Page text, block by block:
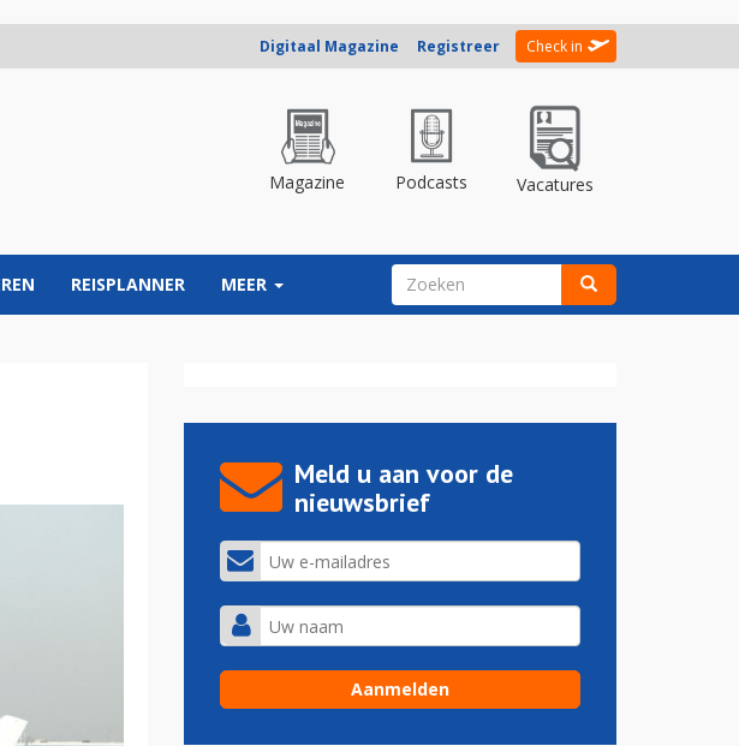
Digitaal Magazine Registreer Check in
Magazine Podcasts Vacatures
REISPLANNER MEER ZOEKVELD
Meld u aan voor de
nieuwsbrief